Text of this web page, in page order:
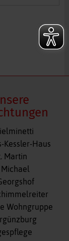
Navigation
überspringen
Kessler-Haus
Martin
Michael
Wohngruppe